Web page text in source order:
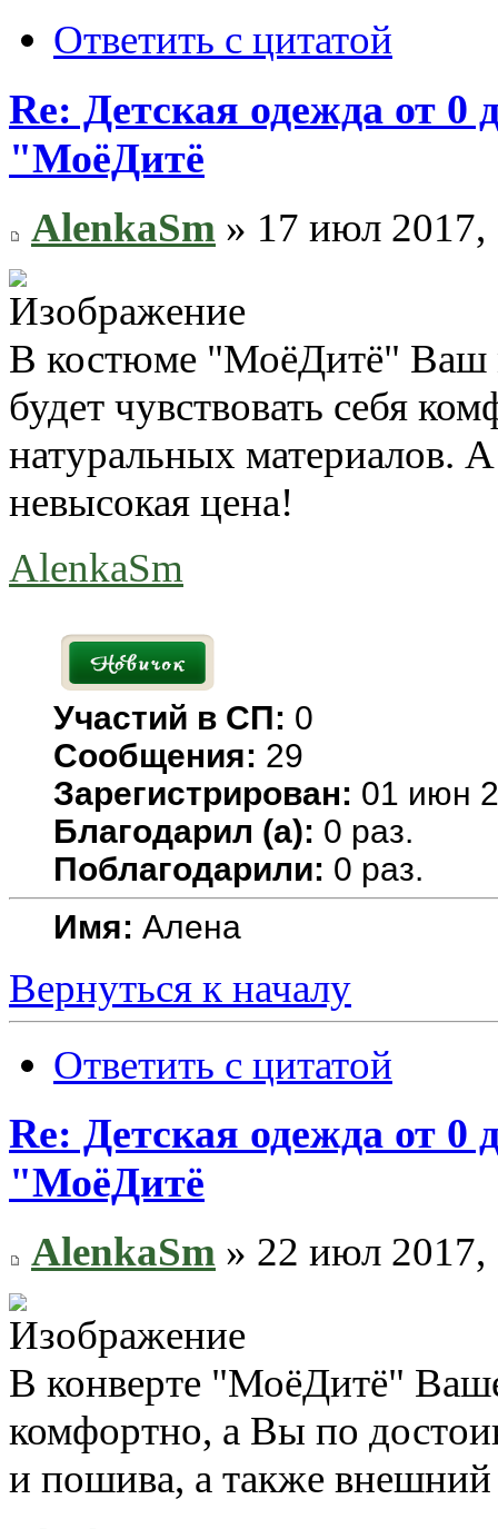
Ответить с цитатой
Re: Детская одежда от
"МоёДитё
AlenkaSm » 17 июл 2017,
В костюме "МоёДитё" Ваш
будет чувствовать себя
натуральных материалов.
невысокая цена!
AlenkaSm
Участий в СП: 0
Сообщения: 29
Зарегистрирован: 01 июн
Благодарил (а): 0 раз.
Поблагодарили: 0 раз.
Имя: Алена
Вернуться к началу
Ответить с цитатой
Re: Детская одежда от
"МоёДитё
AlenkaSm » 22 июл 2017,
В конверте "МоёДитё"
комфортно, а Вы по
и пошива, а также